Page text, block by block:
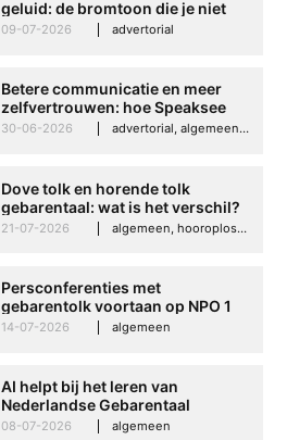
geluid: de bromtoon die je niet
kunt negeren
09-07-2026 advertorial
Betere communicatie en meer
zelfvertrouwen: hoe Speaksee
Imelda helpt om te groeien in
30-06-2026 advertorial, algemeen, hooroplossingen, interview
Dove tolk en horende tolk
gebarentaal: wat is het verschil?
21-07-2026 algemeen, hooroplossingen, hoorproblemen, samenleving & maatschappij
Persconferenties met
gebarentolk voortaan op NPO 1
Extra
14-07-2026 algemeen
AI helpt bij het leren van
Nederlandse Gebarentaal
08-07-2026 algemeen